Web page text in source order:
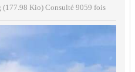
Kio) Consulté 9059 fois